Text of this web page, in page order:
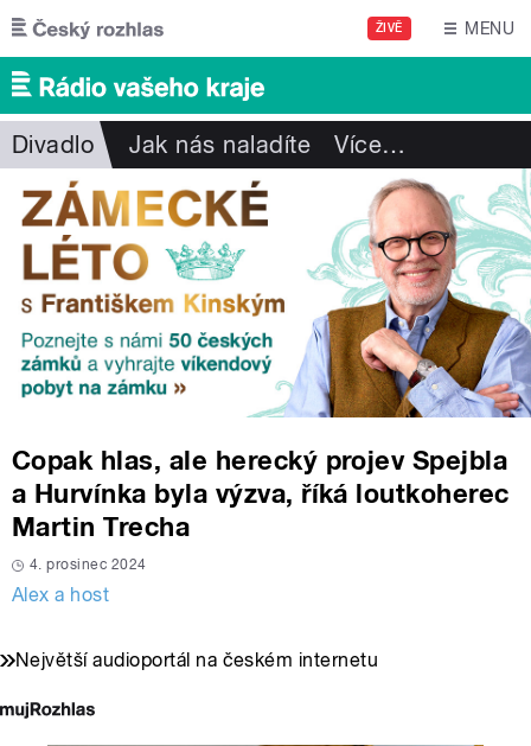
Přejít k hlavnímu obsahu
ŽIVĚ MENU
Divadlo Jak nás naladíte Více…
Copak hlas, ale herecký projev Spejbla
a Hurvínka byla výzva, říká loutkoherec
Martin Trecha
4. prosinec 2024
Alex a host
Největší audioportál na českém internetu